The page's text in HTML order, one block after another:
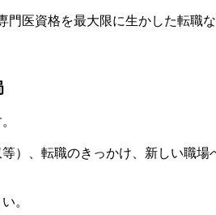
）、転職のきっかけ、新しい職
。